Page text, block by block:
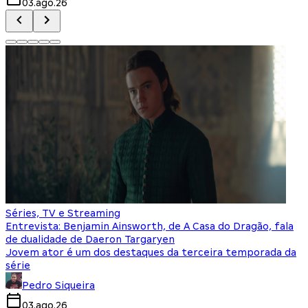
03.ago.26
Séries, TV e Streaming
Entrevista: Benjamin Ainsworth, de A Casa do Dragão, fala
de dualidade de Daeron Targaryen
Jovem ator é um dos destaques da terceira temporada da
série
Pedro Siqueira
03.ago.26